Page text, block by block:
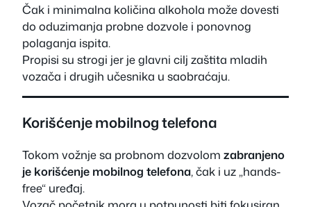
Čak i minimalna količina alkohola može dovesti
do oduzimanja probne dozvole i ponovnog
polaganja ispita.
Propisi su strogi jer je glavni cilj zaštita mladih
vozača i drugih učesnika u saobraćaju.
Korišćenje mobilnog telefona
Tokom vožnje sa probnom dozvolom zabranjeno
je korišćenje mobilnog telefona, čak i uz „hands-
free“ uređaj.